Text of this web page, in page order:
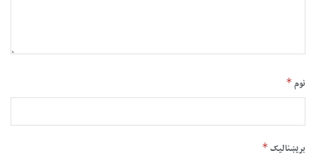
نوم*
بریښنالیک*